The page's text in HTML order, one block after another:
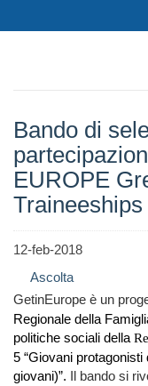
Bando di
EUROPE
Traineeships
12-feb-2018
Ascolta
GetinEurope è un
Regionale della
politiche sociali della
5 “Giovani
giovani)”. Il bando si